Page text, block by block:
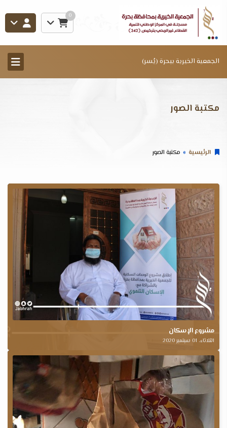
0
الجمعية الخيرية ببحرة (يُسر)
مكتبة الصور
الرئيسية مكتبة الصور
مشروع الإسكان
الثلاثاء، 01 سبتمبر 2020